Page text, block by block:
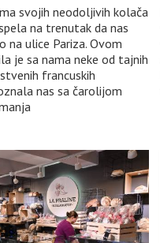
svojih neodoljivih kolača
na trenutak da nas
na ulice Pariza. Ovom
je sa nama neke od tajnih
francuskih
nas sa čarolijom